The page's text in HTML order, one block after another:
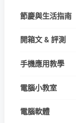
節慶與生活指南
開箱文 & 評測
手機應用教學
電腦小教室
電腦軟體